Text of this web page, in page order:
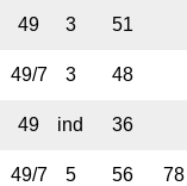
49 3 51
49/7 3 48
49 ind 36
49/7 5 56 78